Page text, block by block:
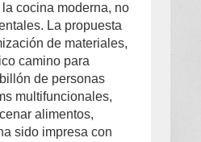
cocina moderna, no
La propuesta
de materiales,
camino para
de personas
multifuncionales,
alimentos,
sido impresa con